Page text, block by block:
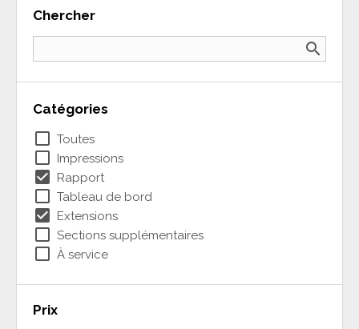
Chercher
search
Catégories
check_box_outline_blank Toutes
check_box_outline_blank Impressions
check_box Rapport
check_box_outline_blank Tableau de bord
check_box Extensions
check_box_outline_blank Sections supplémentaires
check_box_outline_blank À service
Prix